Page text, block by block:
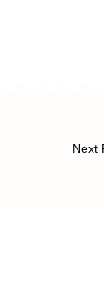
Next